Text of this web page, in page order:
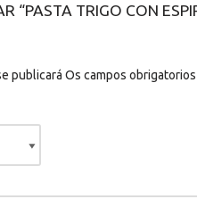
“PASTA TRIGO CON
publicará Os campos